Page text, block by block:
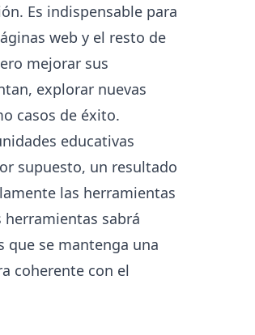
Es indispensable para
web y el resto de
mejorar sus
explorar nuevas
casos de éxito.
educativas
supuesto, un resultado
las herramientas
herramientas sabrá
que se mantenga una
coherente con el